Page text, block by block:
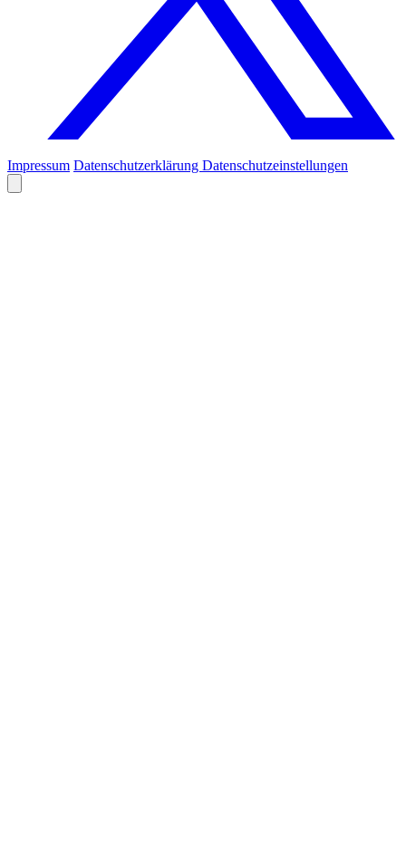
Impressum Datenschutzerklärung Datenschutzeinstellungen